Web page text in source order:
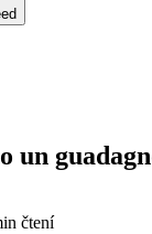
un
čtení